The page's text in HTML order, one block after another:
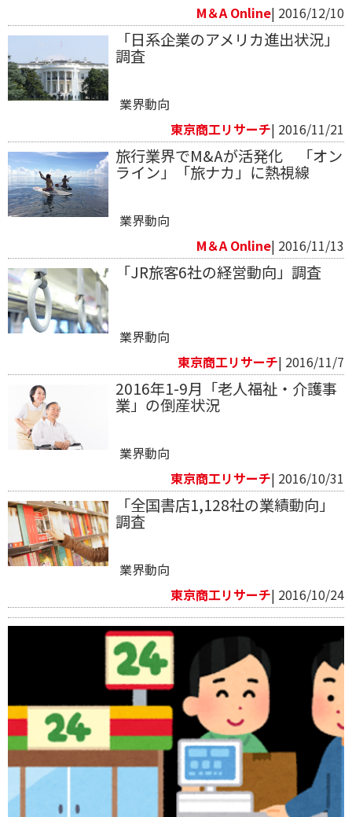
M＆A Online| 2016/12/10
「日系企業のアメリカ進出状況」
調査
業界動向
東京商工リサーチ| 2016/11/21
旅行業界でM&Aが活発化 「オン
ライン」「旅ナカ」に熱視線
業界動向
M＆A Online| 2016/11/13
「JR旅客6社の経営動向」調査
業界動向
東京商工リサーチ| 2016/11/7
2016年1-9月「老人福祉・介護事
業」の倒産状況
業界動向
東京商工リサーチ| 2016/10/31
「全国書店1,128社の業績動向」
調査
業界動向
東京商工リサーチ| 2016/10/24